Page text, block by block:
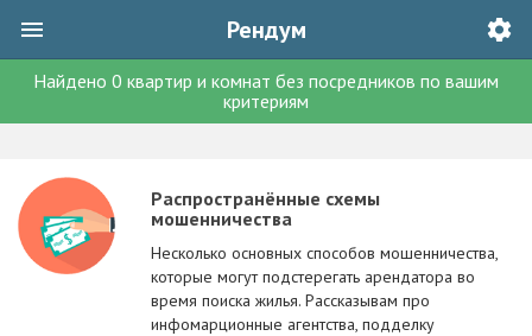
Рендум
Найдено 0 квартир и комнат без посредников по вашим
критериям
Распространённые схемы
мошенничества
Несколько основных способов мошенничества,
которые могут подстерегать арендатора во
время поиска жилья. Рассказывам про
инфомарционные агентства, подделку